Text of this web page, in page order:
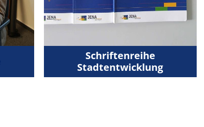
Schriftenreihe
Stadtentwicklung